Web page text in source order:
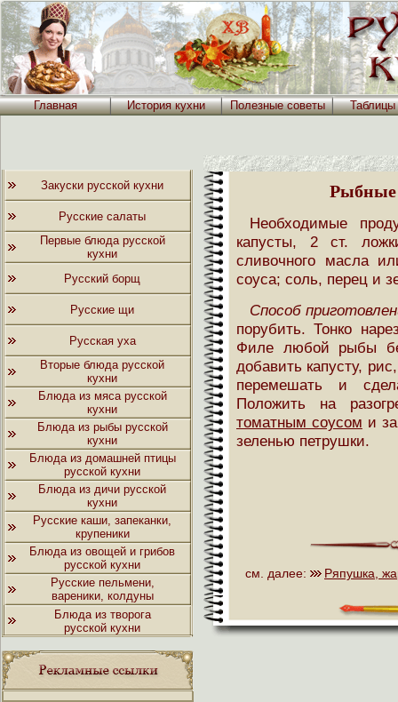
Главная История кухни Полезные советы
Закуски русской кухни
Русские салаты
Первые блюда русской
кухни
Русский борщ
Русские щи
Русская уха
Вторые блюда русской
кухни
Блюда из мяса русской
кухни
Блюда из рыбы русской
кухни
Блюда из домашней птицы
русской кухни
Блюда из дичи русской
кухни
Русские каши, запеканки,
крупеники
Блюда из овощей и грибов
русской кухни
Русские пельмени,
вареники, колдуны
Блюда из творога
русской кухни
Рыбные
Необходимые
капусты, 2 ст.
сливочного масла
соуса; соль, перец и
Способ
порубить. Тонко
Филе любой рыбы
добавить капусту,
перемешать и
Положить на
томатным соусом и
зеленью петрушки.
см. далее: Ряпушка,